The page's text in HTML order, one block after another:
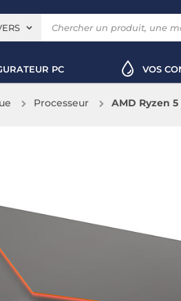
PC VOS
Processeur AMD Ryzen